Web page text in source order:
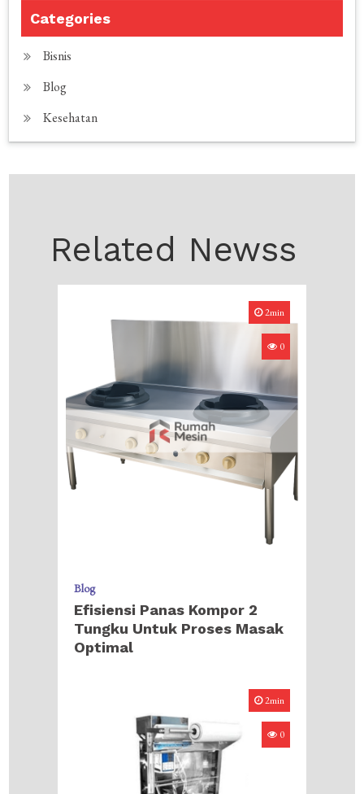
Categories
Bisnis
Blog
Kesehatan
Related Newss
2min
0
Blog
Efisiensi Panas Kompor 2
Tungku Untuk Proses Masak
Optimal
2min
0